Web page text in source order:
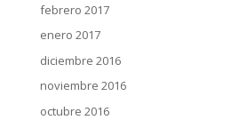
febrero 2017
enero 2017
diciembre 2016
noviembre 2016
octubre 2016